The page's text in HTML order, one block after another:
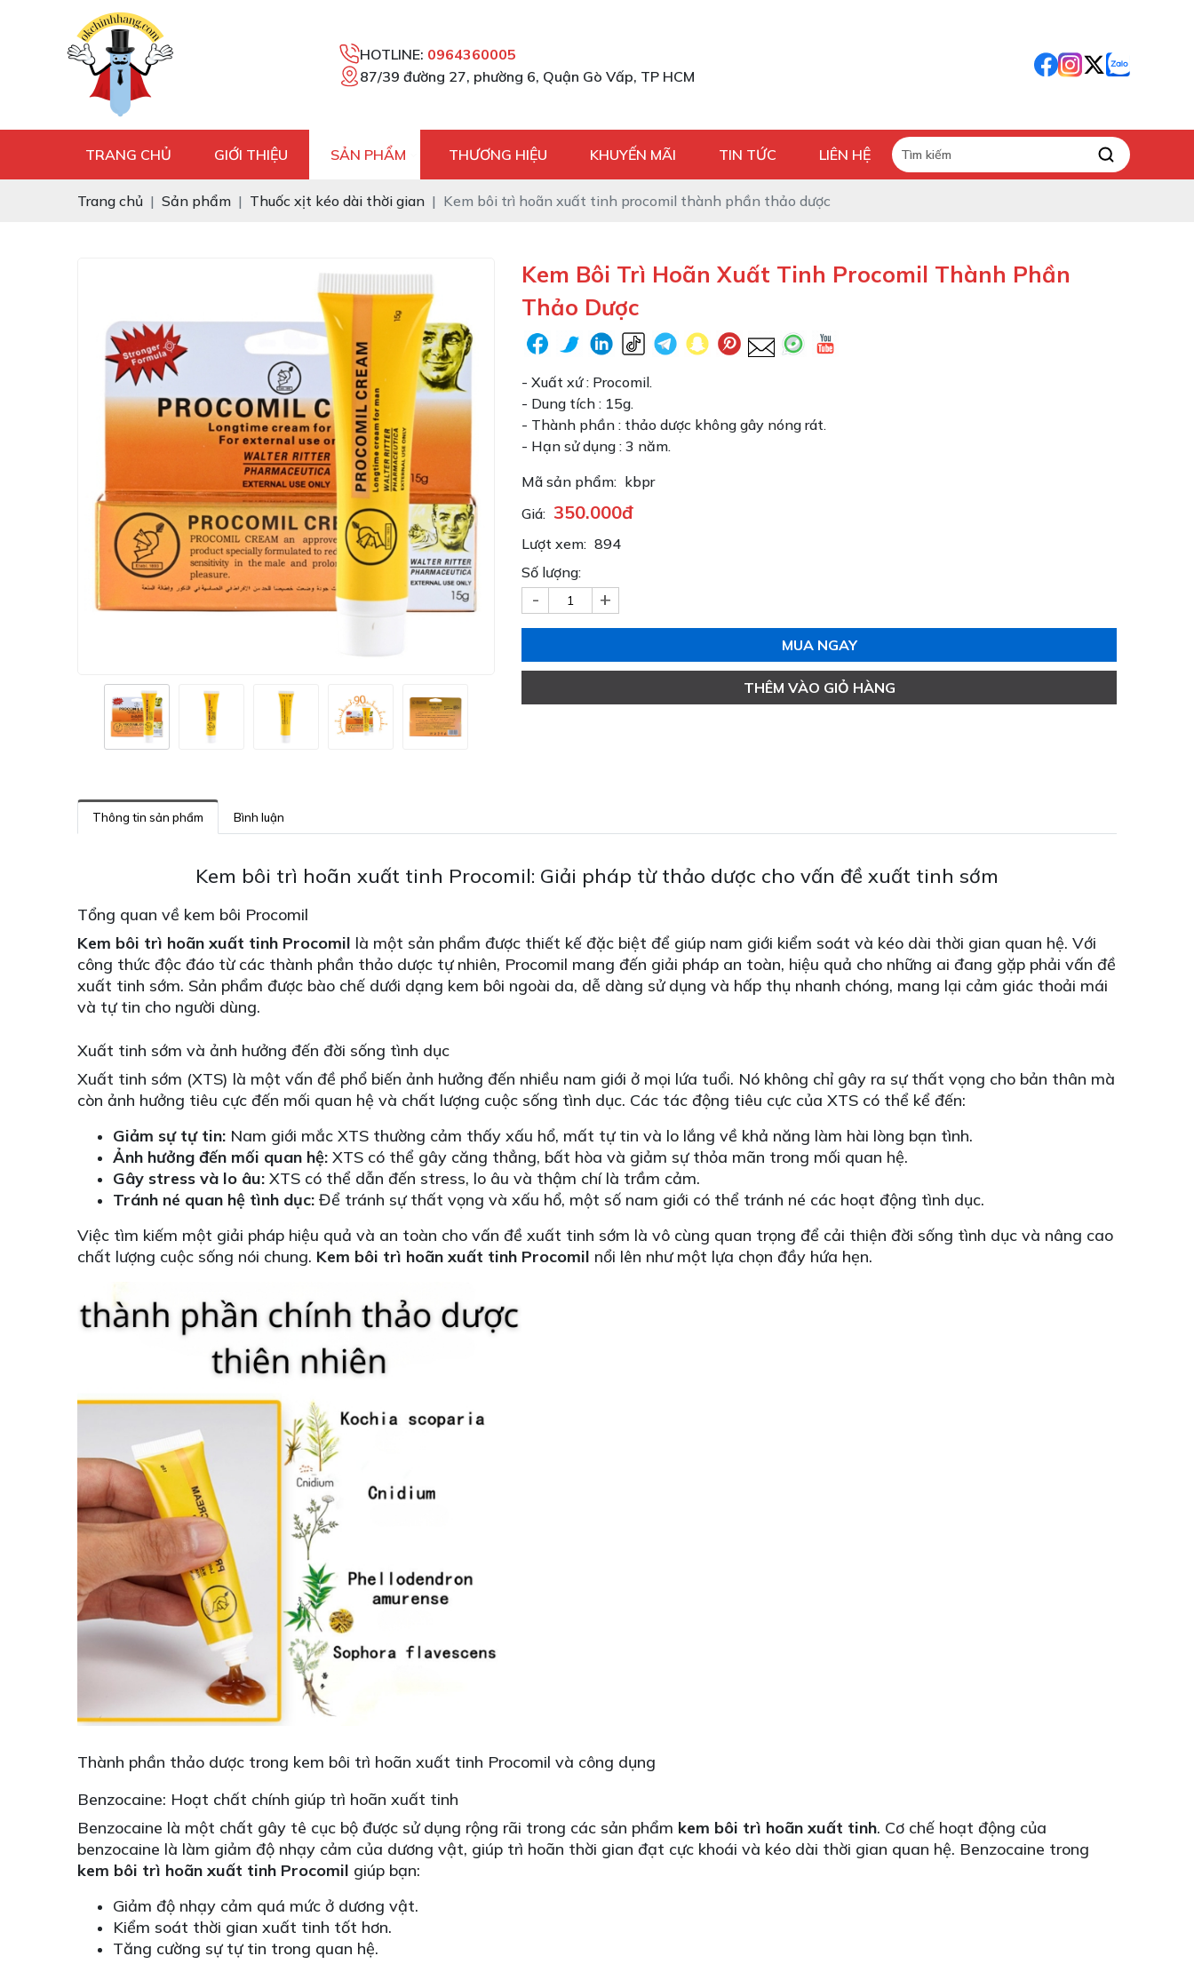
HOTLINE: 0964360005
87/39 đường 27, phường 6, Quận Gò Vấp, TP HCM
TRANG CHỦ GIỚI THIỆU SẢN PHẨM THƯƠNG HIỆU KHUYẾN MÃI TIN TỨC LIÊN HỆ
Trang chủ Sản phẩm Thuốc xịt kéo dài thời gian Kem bôi trì hoãn xuất tinh procomil thành phần thảo dược
Kem Bôi Trì Hoãn Xuất Tinh Procomil Thành Phần
Thảo Dược
- Xuất xứ : Procomil.
- Dung tích : 15g.
- Thành phần : thảo dược không gây nóng rát.
- Hạn sử dụng : 3 năm.
Mã sản phẩm: kbpr
Giá: 350.000đ
Lượt xem: 894
Số lượng:
- +
MUA NGAY
THÊM VÀO GIỎ HÀNG
Thông tin sản phẩm Bình luận
Kem bôi trì hoãn xuất tinh Procomil: Giải pháp từ thảo dược cho vấn đề xuất tinh sớm
Tổng quan về kem bôi Procomil
Kem bôi trì hoãn xuất tinh Procomil là một sản phẩm được thiết kế đặc biệt để giúp nam giới kiểm soát và kéo dài thời gian quan hệ. Với
công thức độc đáo từ các thành phần thảo dược tự nhiên, Procomil mang đến giải pháp an toàn, hiệu quả cho những ai đang gặp phải vấn đề
xuất tinh sớm. Sản phẩm được bào chế dưới dạng kem bôi ngoài da, dễ dàng sử dụng và hấp thụ nhanh chóng, mang lại cảm giác thoải mái
và tự tin cho người dùng.
Xuất tinh sớm và ảnh hưởng đến đời sống tình dục
Xuất tinh sớm (XTS) là một vấn đề phổ biến ảnh hưởng đến nhiều nam giới ở mọi lứa tuổi. Nó không chỉ gây ra sự thất vọng cho bản thân mà
còn ảnh hưởng tiêu cực đến mối quan hệ và chất lượng cuộc sống tình dục. Các tác động tiêu cực của XTS có thể kể đến:
Giảm sự tự tin: Nam giới mắc XTS thường cảm thấy xấu hổ, mất tự tin và lo lắng về khả năng làm hài lòng bạn tình.
Ảnh hưởng đến mối quan hệ: XTS có thể gây căng thẳng, bất hòa và giảm sự thỏa mãn trong mối quan hệ.
Gây stress và lo âu: XTS có thể dẫn đến stress, lo âu và thậm chí là trầm cảm.
Tránh né quan hệ tình dục: Để tránh sự thất vọng và xấu hổ, một số nam giới có thể tránh né các hoạt động tình dục.
Việc tìm kiếm một giải pháp hiệu quả và an toàn cho vấn đề xuất tinh sớm là vô cùng quan trọng để cải thiện đời sống tình dục và nâng cao
chất lượng cuộc sống nói chung. Kem bôi trì hoãn xuất tinh Procomil nổi lên như một lựa chọn đầy hứa hẹn.
Thành phần thảo dược trong kem bôi trì hoãn xuất tinh Procomil và công dụng
Benzocaine: Hoạt chất chính giúp trì hoãn xuất tinh
Benzocaine là một chất gây tê cục bộ được sử dụng rộng rãi trong các sản phẩm kem bôi trì hoãn xuất tinh. Cơ chế hoạt động của
benzocaine là làm giảm độ nhạy cảm của dương vật, giúp trì hoãn thời gian đạt cực khoái và kéo dài thời gian quan hệ. Benzocaine trong
kem bôi trì hoãn xuất tinh Procomil giúp bạn:
Giảm độ nhạy cảm quá mức ở dương vật.
Kiểm soát thời gian xuất tinh tốt hơn.
Tăng cường sự tự tin trong quan hệ.